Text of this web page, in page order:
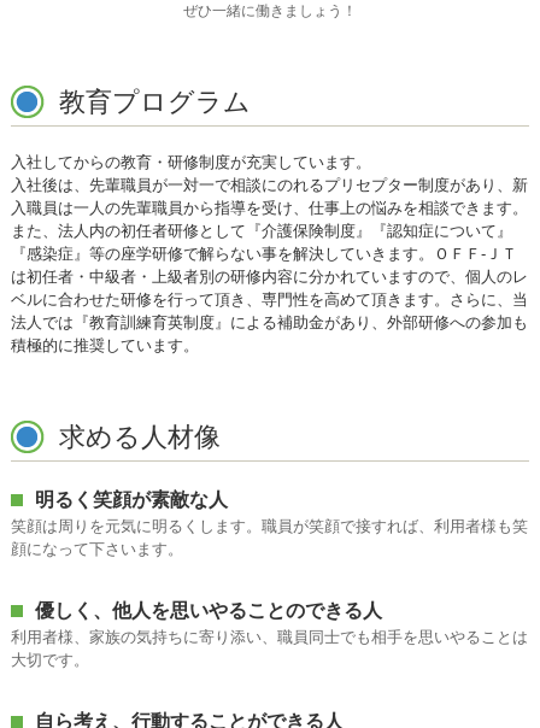
ぜひ一緒に働きましょう！
教育プログラム
入社してからの教育・研修制度が充実しています。
入社後は、先輩職員が一対一で相談にのれるプリセプター制度があり、新
入職員は一人の先輩職員から指導を受け、仕事上の悩みを相談できます。
また、法人内の初任者研修として『介護保険制度』『認知症について』
『感染症』等の座学研修で解らない事を解決していきます。ＯＦＦ-ＪＴ
は初任者・中級者・上級者別の研修内容に分かれていますので、個人のレ
ベルに合わせた研修を行って頂き、専門性を高めて頂きます。さらに、当
法人では『教育訓練育英制度』による補助金があり、外部研修への参加も
積極的に推奨しています。
求める人材像
明るく笑顔が素敵な人
笑顔は周りを元気に明るくします。職員が笑顔で接すれば、利用者様も笑
顔になって下さいます。
優しく、他人を思いやることのできる人
利用者様、家族の気持ちに寄り添い、職員同士でも相手を思いやることは
大切です。
自ら考え、行動することができる人